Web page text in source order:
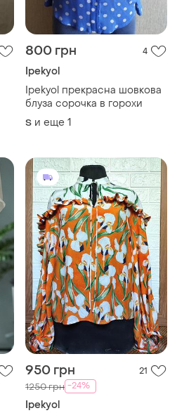
800 грн 4
Ipekyol
Ipekyol прекрасна шовкова
блуза сорочка в горохи
S и еще 1
950 грн 21
1250 грн -24%
Ipekyol